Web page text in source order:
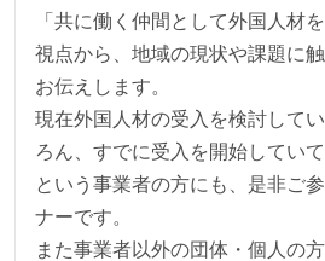
「共に働く仲間として外国人材
視点から、地域の現状や課題に
お伝えします。
現在外国人材の受入を検討して
ろん、すでに受入を開始してい
という事業者の方にも、是非ご
ナーです。
また事業者以外の団体・個人の